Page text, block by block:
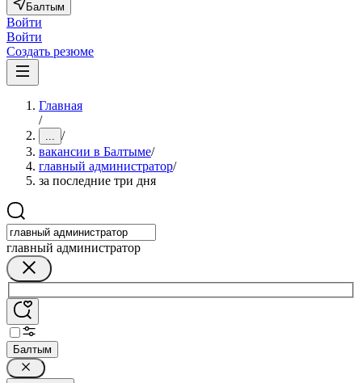
Балтым
Войти
Войти
Создать резюме
Главная
/
... /
вакансии в Балтыме/
главный администратор/
за последние три дня
главный администратор
Балтым